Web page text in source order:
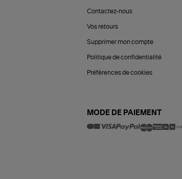
Contactez-nous
Vos retours
Supprimer mon compte
Politique de confidentialité
Préférences de cookies
MODE DE PAIEMENT